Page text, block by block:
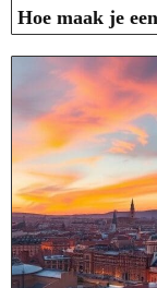
Hoe maak je